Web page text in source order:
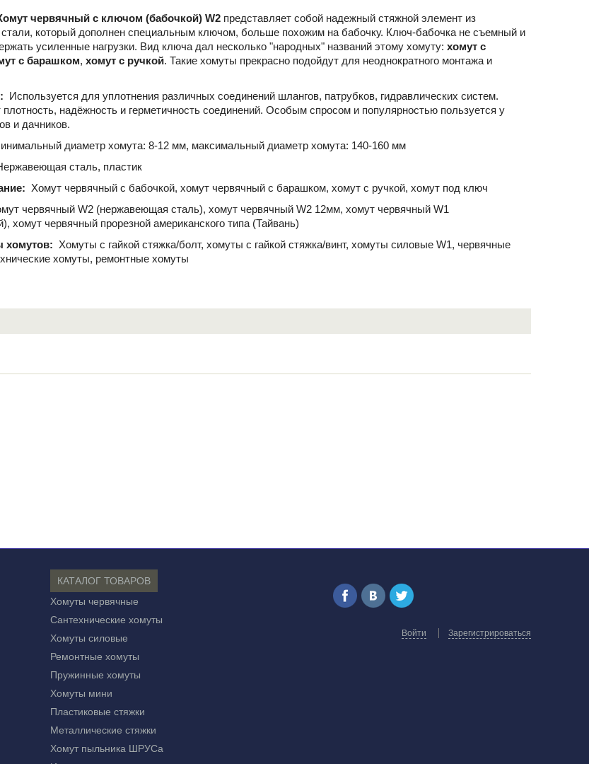
червячный с ключом (бабочкой) W2 представляет собой надежный стяжной элемент из
который дополнен специальным ключом, больше похожим на бабочку. Ключ-бабочка не съемный и
усиленные нагрузки. Вид ключа дал несколько "народных" названий этому хомуту: хомут с
с барашком, хомут с ручкой. Такие хомуты прекрасно подойдут для неоднократного монтажа и
Используется для уплотнения различных соединений шлангов, патрубков, гидравлических систем.
надёжность и герметичность соединений. Особым спросом и популярностью пользуется у
и дачников.
диаметр хомута: 8-12 мм, максимальный диаметр хомута: 140-160 мм
сталь, пластик
Хомут червячный с бабочкой, хомут червячный с барашком, хомут с ручкой, хомут под ключ
червячный W2 (нержавеющая сталь), хомут червячный W2 12мм, хомут червячный W1
хомут червячный прорезной американского типа (Тайвань)
хомутов: Хомуты с гайкой стяжка/болт, хомуты с гайкой стяжка/винт, хомуты силовые W1, червячные
хомуты, ремонтные хомуты
КАТАЛОГ ТОВАРОВ
Хомуты червячные
Сантехнические хомуты
Хомуты силовые
Ремонтные хомуты
Пружинные хомуты
Хомуты мини
Пластиковые стяжки
Металлические стяжки
Хомут пыльника ШРУСа
Войти Зарегистрироваться